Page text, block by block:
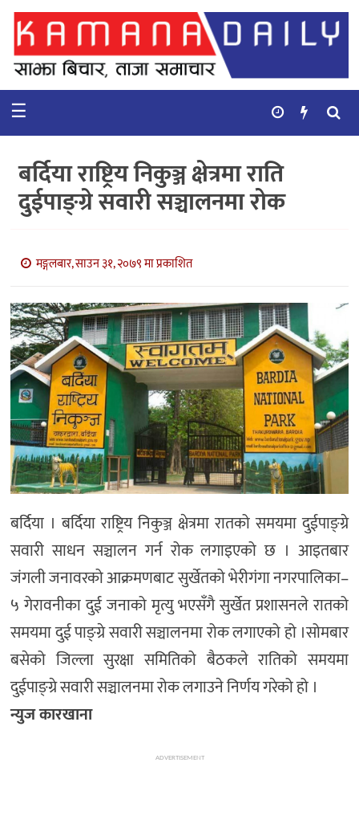
गृहपृष्ठ
समाचार
कुटनिती
कुराकानी
अर्थ
बाणिज्य
भिडियो
सिफारिस
☰
बर्दिया राष्ट्रिय निकुञ्ज क्षेत्रमा राति
दुईपाङ्ग्रे सवारी सञ्चालनमा रोक
मङ्गलबार, साउन ३१, २०७९ मा प्रकाशित
बर्दिया । बर्दिया राष्ट्रिय निकुञ्ज क्षेत्रमा रातको समयमा दुईपाङ्ग्रे
सवारी साधन सञ्चालन गर्न रोक लगाइएको छ । आइतबार
जंगली जनावरको आक्रमणबाट सुर्खेतको भेरीगंगा नगरपालिका–
५ गेरावनीका दुई जनाको मृत्यु भएसँगै सुर्खेत प्रशासनले रातको
समयमा दुई पाङ्ग्रे सवारी सञ्चालनमा रोक लगाएको हो ।सोमबार
बसेको जिल्ला सुरक्षा समितिको बैठकले रातिको समयमा
दुईपाङ्‍ग्रे सवारी सञ्चालनमा रोक लगाउने निर्णय गरेको हो ।
न्युज कारखाना
ADVERTISEMENT